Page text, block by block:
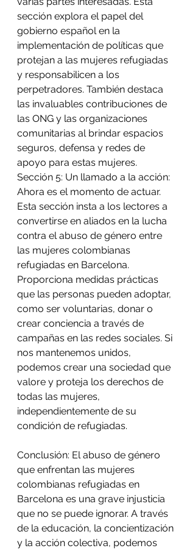
sección explora el papel del
gobierno español en la
implementación de políticas que
protejan a las mujeres refugiadas
y responsabilicen a los
perpetradores. También destaca
las invaluables contribuciones de
las ONG y las organizaciones
comunitarias al brindar espacios
seguros, defensa y redes de
apoyo para estas mujeres.
Sección 5: Un llamado a la acción:
Ahora es el momento de actuar.
Esta sección insta a los lectores a
convertirse en aliados en la lucha
contra el abuso de género entre
las mujeres colombianas
refugiadas en Barcelona.
Proporciona medidas prácticas
que las personas pueden adoptar,
como ser voluntarias, donar o
crear conciencia a través de
campañas en las redes sociales. Si
nos mantenemos unidos,
podemos crear una sociedad que
valore y proteja los derechos de
todas las mujeres,
independientemente de su
condición de refugiadas.
Conclusión: El abuso de género
que enfrentan las mujeres
colombianas refugiadas en
Barcelona es una grave injusticia
que no se puede ignorar. A través
de la educación, la concientización
y la acción colectiva, podemos